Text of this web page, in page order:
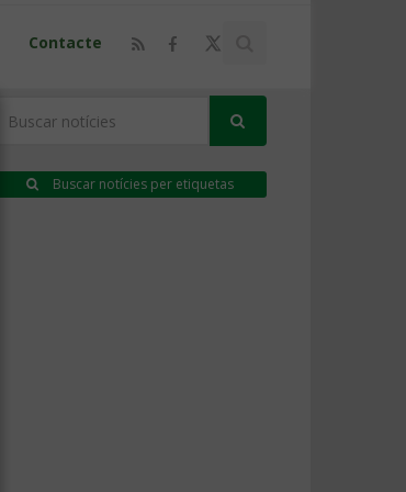
Contacte
Buscar notícies per etiquetas